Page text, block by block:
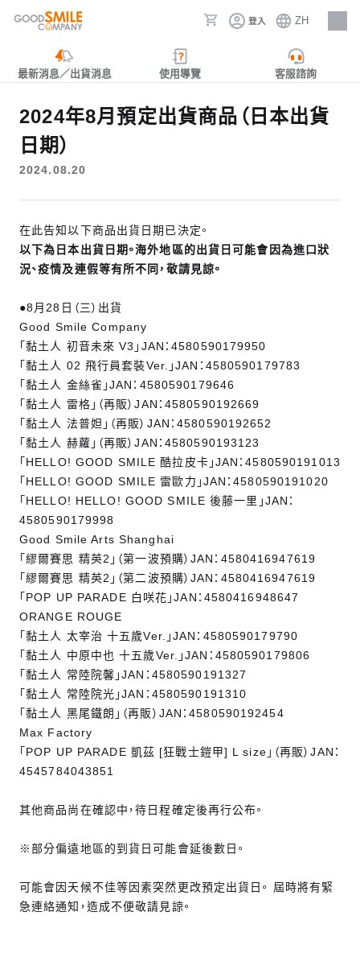
登入 ZH
人才招募
最新消息／出貨消息 使用導覽 客服諮詢
2024年8月預定出貨商品（日本出貨
日期）
2024.08.20
在此告知以下商品出貨日期已決定。
以下為日本出貨日期。海外地區的出貨日可能會因為進口狀
況、疫情及連假等有所不同，敬請見諒。
●8月28日（三）出貨
Good Smile Company
「黏土人 初音未來 V3」JAN：4580590179950
「黏土人 02 飛行員套裝Ver.」JAN：4580590179783
「黏土人 金絲雀」JAN：4580590179646
「黏土人 雷格」（再販）JAN：4580590192669
「黏土人 法普妲」（再販）JAN：4580590192652
「黏土人 赫蘿」（再販）JAN：4580590193123
「HELLO! GOOD SMILE 酷拉皮卡」JAN：4580590191013
「HELLO! GOOD SMILE 雷歐力」JAN：4580590191020
「HELLO! HELLO! GOOD SMILE 後藤一里」JAN：
4580590179998
Good Smile Arts Shanghai
「繆爾賽思 精英2」（第一波預購）JAN：4580416947619
「繆爾賽思 精英2」（第二波預購）JAN：4580416947619
「POP UP PARADE 白咲花」JAN：4580416948647
ORANGE ROUGE
「黏土人 太宰治 十五歲Ver.」JAN：4580590179790
「黏土人 中原中也 十五歲Ver.」JAN：4580590179806
「黏土人 常陸院馨」JAN：4580590191327
「黏土人 常陸院光」JAN：4580590191310
「黏土人 黑尾鐵朗」（再販）JAN：4580590192454
Max Factory
「POP UP PARADE 凱茲 [狂戰士鎧甲] L size」（再販）JAN：
4545784043851
其他商品尚在確認中，待日程確定後再行公布。
※部分偏遠地區的到貨日可能會延後數日。
可能會因天候不佳等因素突然更改預定出貨日。 屆時將有緊
急連絡通知，造成不便敬請見諒。